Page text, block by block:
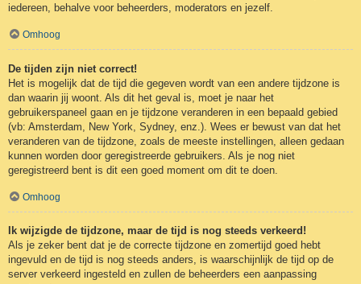
iedereen, behalve voor beheerders, moderators en jezelf.
Omhoog
De tijden zijn niet correct!
Het is mogelijk dat de tijd die gegeven wordt van een andere tijdzone is
dan waarin jij woont. Als dit het geval is, moet je naar het
gebruikerspaneel gaan en je tijdzone veranderen in een bepaald gebied
(vb: Amsterdam, New York, Sydney, enz.). Wees er bewust van dat het
veranderen van de tijdzone, zoals de meeste instellingen, alleen gedaan
kunnen worden door geregistreerde gebruikers. Als je nog niet
geregistreerd bent is dit een goed moment om dit te doen.
Omhoog
Ik wijzigde de tijdzone, maar de tijd is nog steeds verkeerd!
Als je zeker bent dat je de correcte tijdzone en zomertijd goed hebt
ingevuld en de tijd is nog steeds anders, is waarschijnlijk de tijd op de
server verkeerd ingesteld en zullen de beheerders een aanpassing